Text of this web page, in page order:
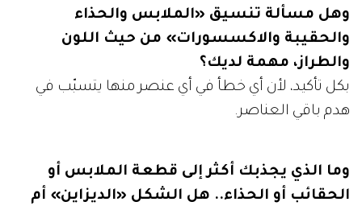
وهل مسألة تنسيق «الملابس والحذاء
والحقيبة والاكسسورات» من حيث اللون
والطراز، مهمة لديك؟
بكل تأكيد، لأن أي خطأ في أي عنصر منها يتسبّب في
هدم باقي العناصر.
وما الذي يجذبك أكثر إلى قطعة الملابس أو
الحقائب أو الحذاء.. هل الشكل «الديزاين» أم